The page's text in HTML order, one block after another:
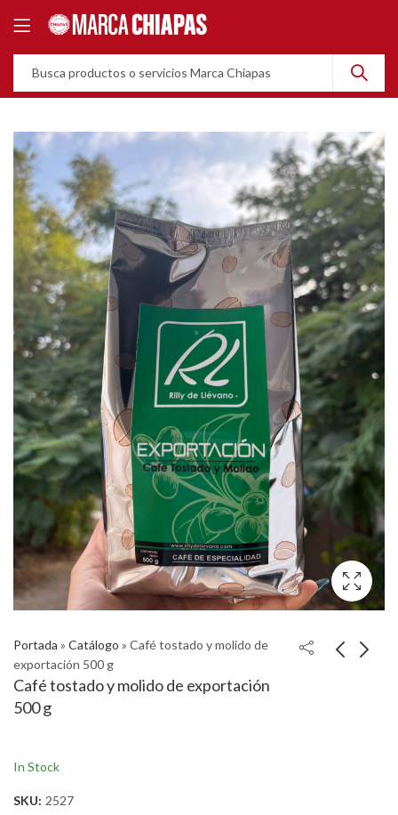
Portada » Catálogo » Café tostado y molido de
exportación 500 g
Café tostado y molido de exportación
500 g
In Stock
SKU: 2527